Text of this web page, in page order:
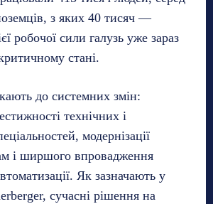
з яких 40 тисяч —
робочої сили галузь уже зараз
стані.
до системних змін:
технічних і
модернізації
і ширшого впровадження
Як зазначають у
сучасні рішення на